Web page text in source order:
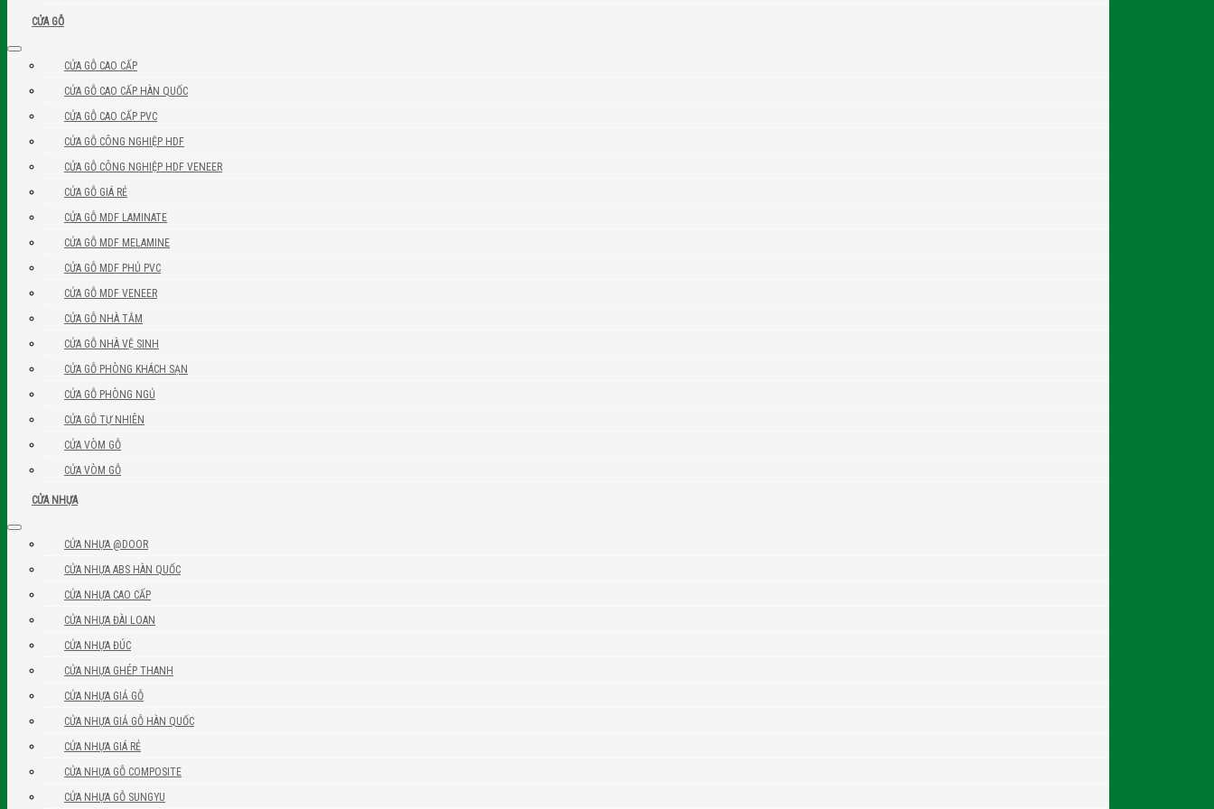
CỬA GỖ
CỬA GỖ CAO CẤP
CỬA GỖ CAO CẤP HÀN QUỐC
CỬA GỖ CAO CẤP PVC
CỬA GỖ CÔNG NGHIỆP HDF
CỬA GỖ CÔNG NGHIỆP HDF VENEER
CỬA GỖ GIÁ RẺ
CỬA GỖ MDF LAMINATE
CỬA GỖ MDF MELAMINE
CỬA GỖ MDF PHỦ PVC
CỬA GỖ MDF VENEER
CỬA GỖ NHÀ TẮM
CỬA GỖ NHÀ VỆ SINH
CỬA GỖ PHÒNG KHÁCH SẠN
CỬA GỖ PHÒNG NGỦ
CỬA GỖ TỰ NHIÊN
CỬA VÒM GỖ
CỬA VÒM GỖ
CỬA NHỰA
CỬA NHỰA @DOOR
CỬA NHỰA ABS HÀN QUỐC
CỬA NHỰA CAO CẤP
CỬA NHỰA ĐÀI LOAN
CỬA NHỰA ĐÚC
CỬA NHỰA GHÉP THANH
CỬA NHỰA GIẢ GỖ
CỬA NHỰA GIẢ GỖ HÀN QUỐC
CỬA NHỰA GIÁ RẺ
CỬA NHỰA GỖ COMPOSITE
CỬA NHỰA GỖ SUNGYU